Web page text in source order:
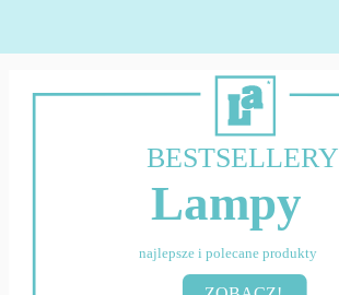
BESTSELLERY
Lampy
najlepsze i polecane produkty